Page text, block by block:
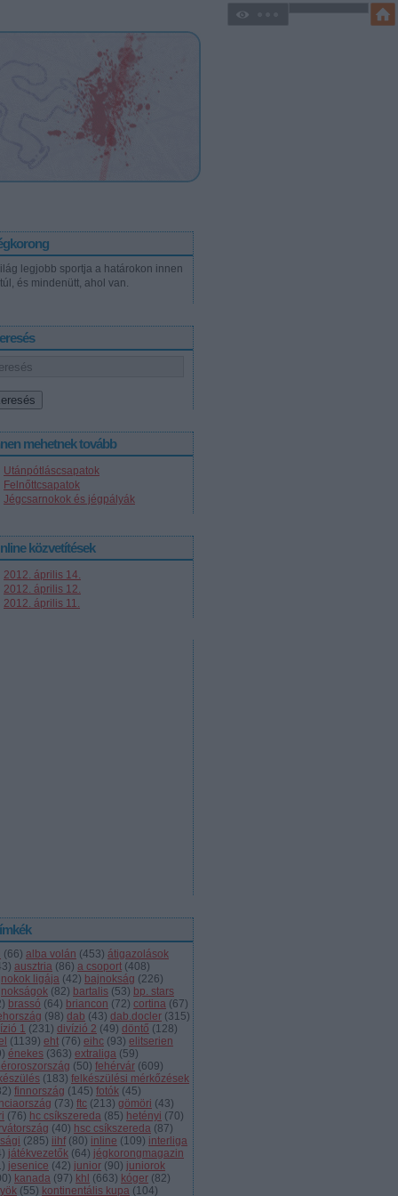
legjobb sportja a határokon innen
és mindenütt, ahol van.
mehetnek tovább
Utánpótláscsapatok
Felnőttcsapatok
Jégcsarnokok és jégpályák
közvetítések
2012. április 14.
2012. április 12.
2012. április 11.
(66) alba volán (453) átigazolások
) ausztria (86) a csoport (408)
ligája (42) bajnokság (226)
(82) bartalis (53) bp. stars
) brassó (64) briancon (72) cortina (67)
(98) dab (43) dab.docler (315)
1 (231) divízió 2 (49) döntő (128)
(1139) eht (76) eihc (93) elitserien
) énekes (363) extraliga (59)
(50) fehérvár (609)
(183) felkészülési mérkőzések
) finnország (145) fotók (45)
(73) ftc (213) gömöri (43)
(76) hc csíkszereda (85) hetényi (70)
(40) hsc csíkszereda (87)
(285) iihf (80) inline (109) interliga
) játékvezetők (64) jégkorongmagazin
) jesenice (42) junior (90) juniorok
) kanada (97) khl (663) kóger (82)
(55) kontinentális kupa (104)